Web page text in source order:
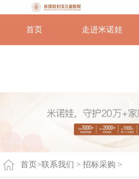
首页 走进米诺娃
首页>联系我们 > 招标采购 >